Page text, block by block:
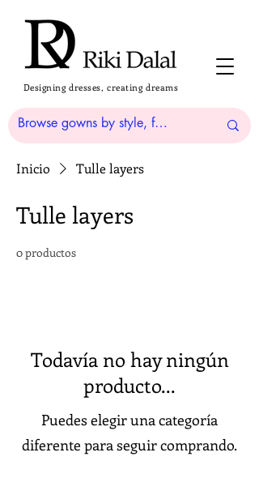
Designing dresses, creating dreams
Inicio Tulle layers
Tulle layers
0 productos
Todavía no hay ningún
producto...
Puedes elegir una categoría
diferente para seguir comprando.